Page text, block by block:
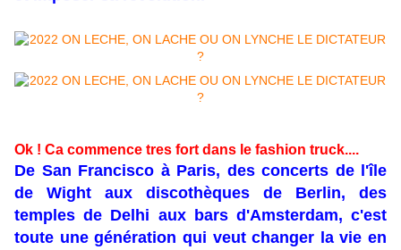
Ok ! Ca commence tres fort dans le fashion truck....
De San Francisco à Paris, des concerts de l'île
de Wight aux discothèques de Berlin, des
temples de Delhi aux bars d'Amsterdam, c'est
toute une génération qui veut changer la vie en